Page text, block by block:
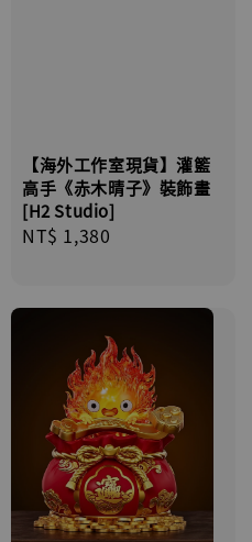
【海外工作室現貨】灌籃
高手《赤木晴子》裝飾畫
[H2 Studio]
Regular
NT$ 1,380